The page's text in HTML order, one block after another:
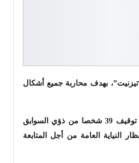
بهدف محاربة جميع أشكال
وحسب مصادر مطلعة فإن عناصر الدرك الملكي بالمدينة، تمكنت من توقيف 39 شخصا من ذؤي السوابق
النياية العامة من أجل المتابعة